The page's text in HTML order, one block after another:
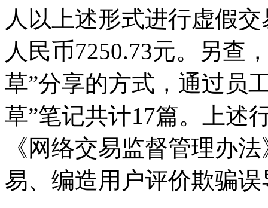
人以上述形式进行虚假
人民币7250.73元。另查
草”分享的方式，通过员
草”笔记共计17篇。上述
《网络交易监督管理办
易、编造用户评价欺骗